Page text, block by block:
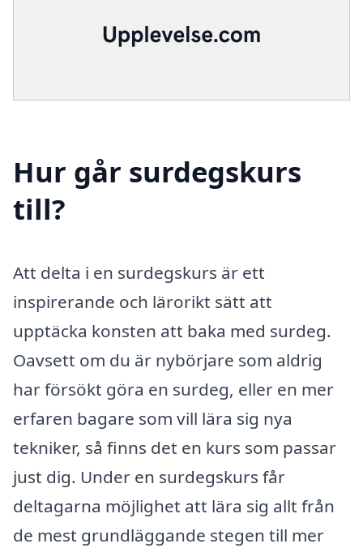
Hur går surdegskurs
till?
Att delta i en surdegskurs är ett
inspirerande och lärorikt sätt att
upptäcka konsten att baka med surdeg.
Oavsett om du är nybörjare som aldrig
har försökt göra en surdeg, eller en mer
erfaren bagare som vill lära sig nya
tekniker, så finns det en kurs som passar
just dig. Under en surdegskurs får
deltagarna möjlighet att lära sig allt från
de mest grundläggande stegen till mer